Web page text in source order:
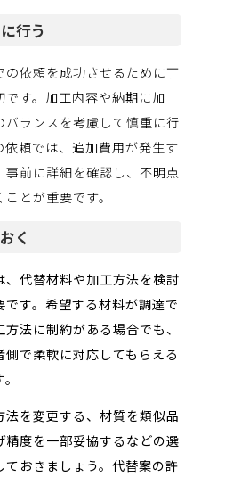
行う
の依頼を成功させるために丁
す。加工内容や納期に加
バランスを考慮して慎重に行
依頼では、追加費用が発生す
事前に詳細を確認し、不明点
とが重要です。
く
、代替材料や加工方法を検討
です。希望する材料が調達で
法に制約がある場合でも、
で柔軟に対応してもらえる
を変更する、材質を類似品
精度を一部妥協するなどの選
おきましょう。代替案の許